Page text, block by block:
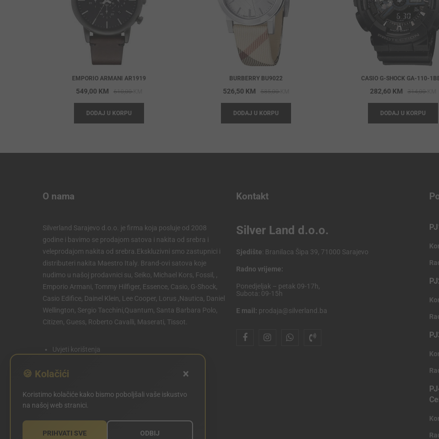
EMPORIO ARMANI AR1919
610,00KM
price
610,00 KM.
549,00 KM
price
549,00 KM.
DODAJ U KORPU
BURBERRY BU9022
585,00KM
price
585,00 KM.
526,50 KM
price
526,50 KM.
DODAJ U KORPU
CASIO G-SHOCK GA-110-
314,00KM
282,60 KM
DODAJ U KORPU
O nama
Silverland Sarajevo d.o.o. je firma koja posluje od 2008
godine i bavimo se prodajom satova i nakita od srebra i
veleprodajom nakita od srebra.Ekskluzivni smo zastupnici i
distributeri nakita Maestro Italy. Brand-ovi satova koje
nudimo u našoj prodavnici su, Seiko, Michael Kors, Fossil, ,
Emporio Armani, Tommy Hilfiger, Essence, Casio, G-Shock,
Casio Edifice, Dainel Klein, Lee Cooper, Lorus ,Nautica, Daniel
Wellington, Sergio Tacchini,Quantum, Santa Barbara Polo,
Citizen, Guess, Roberto Cavalli, Maserati, Tissot.
Uvjeti korištenja
Politika kolačića
POSTAVKE KOLAČIĆA
Kontakt
Silver Land d.o.o.
Sjedište: Branilaca Šipa 39, 71000 Sarajevo
Radno vrijeme:
Ponedjeljak – petak 09-17h,
Subota: 09-15h
E mail: prodaja@silverland.ba
🍪 Kolačići ×
Koristimo kolačiće kako bismo poboljšali vaše iskustvo
na našoj web stranici.
PRIHVATI SVE ODBIJ